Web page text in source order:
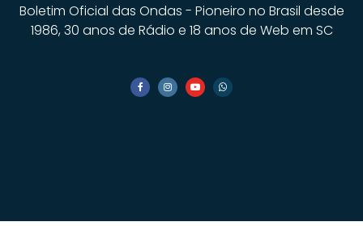
Boletim Oficial das Ondas - Pioneiro no Brasil desde
1986, 30 anos de Rádio e 18 anos de Web em SC